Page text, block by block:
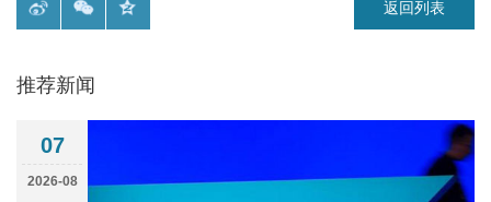
返回列表
推荐新闻
07
2026-08